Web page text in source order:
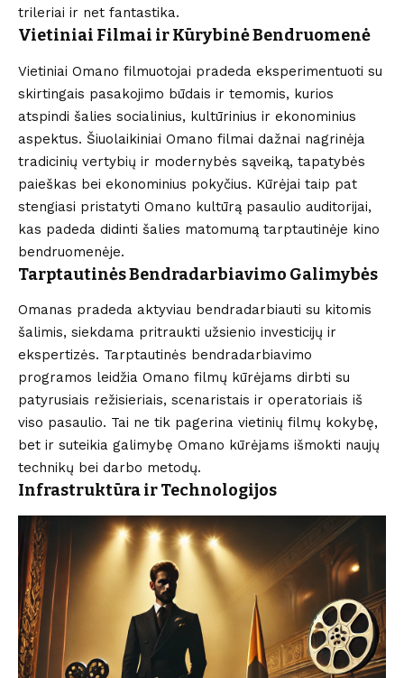
trileriai ir net fantastika.
Vietiniai Filmai ir Kūrybinė Bendruomenė
Vietiniai Omano filmuotojai pradeda eksperimentuoti su
skirtingais pasakojimo būdais ir temomis, kurios
atspindi šalies socialinius, kultūrinius ir ekonominius
aspektus. Šiuolaikiniai Omano filmai dažnai nagrinėja
tradicinių vertybių ir modernybės sąveiką, tapatybės
paieškas bei ekonominius pokyčius. Kūrėjai taip pat
stengiasi pristatyti Omano kultūrą pasaulio auditorijai,
kas padeda didinti šalies matomumą tarptautinėje kino
bendruomenėje.
Tarptautinės Bendradarbiavimo Galimybės
Omanas pradeda aktyviau bendradarbiauti su kitomis
šalimis, siekdama pritraukti užsienio investicijų ir
ekspertizės. Tarptautinės bendradarbiavimo
programos leidžia Omano filmų kūrėjams dirbti su
patyrusiais režisieriais, scenaristais ir operatoriais iš
viso pasaulio. Tai ne tik pagerina vietinių filmų kokybę,
bet ir suteikia galimybę Omano kūrėjams išmokti naujų
technikų bei darbo metodų.
Infrastruktūra ir Technologijos